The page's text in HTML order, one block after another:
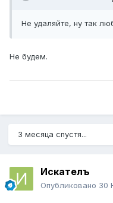
Не удаляйте, ну так
Не будем.
3 месяца спустя...
Искателъ
Опубликовано 30